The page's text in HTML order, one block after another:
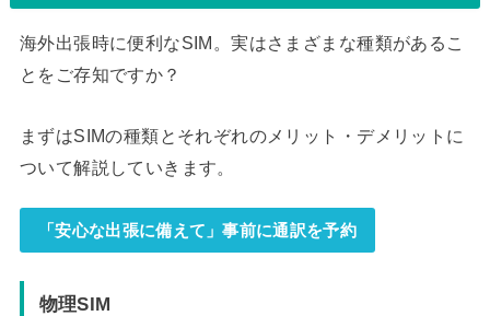
海外出張時に便利なSIM。実はさまざまな種類があるこ
とをご存知ですか？
まずはSIMの種類とそれぞれのメリット・デメリットに
ついて解説していきます。
「安心な出張に備えて」事前に通訳を予約
物理SIM